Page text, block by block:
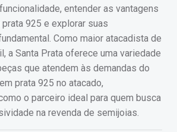
entender as vantagens
925 e explorar suas
Como maior atacadista de
a Santa Prata oferece uma variedade
que atendem às demandas do
prata 925 no atacado,
o parceiro ideal para quem busca
na revenda de semijoias.